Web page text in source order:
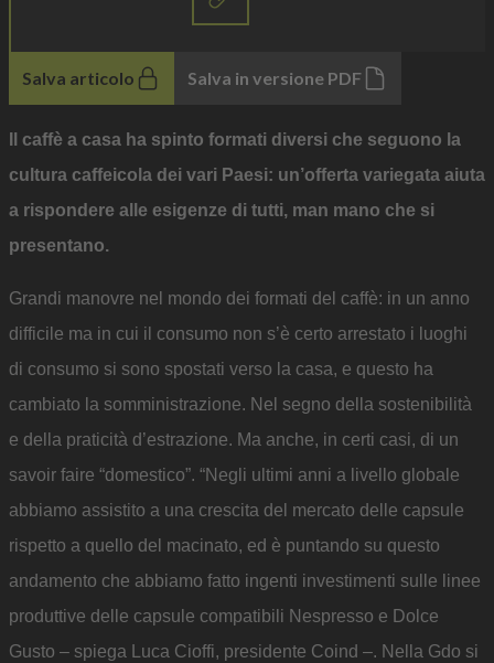
Salva articolo Salva in versione PDF
Il caffè a casa ha spinto formati diversi che seguono la
cultura caffeicola dei vari Paesi: un’offerta variegata aiuta
a rispondere alle esigenze di tutti, man mano che si
presentano.
Grandi manovre nel mondo dei formati del caffè: in un anno
difficile ma in cui il consumo non s’è certo arrestato i luoghi
di consumo si sono spostati verso la casa, e questo ha
cambiato la somministrazione. Nel segno della sostenibilità
e della praticità d’estrazione. Ma anche, in certi casi, di un
savoir faire “domestico”. “Negli ultimi anni a livello globale
abbiamo assistito a una crescita del mercato delle capsule
rispetto a quello del macinato, ed è puntando su questo
andamento che abbiamo fatto ingenti investimenti sulle linee
produttive delle capsule compatibili Nespresso e Dolce
Gusto – spiega Luca Cioffi, presidente Coind –. Nella Gdo si